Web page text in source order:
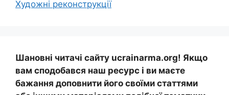
Художні реконструкції
Шановні читачі сайту ucrainarma.org! Якщо
вам сподобався наш ресурс і ви маєте
бажання доповнити його своїми статтями